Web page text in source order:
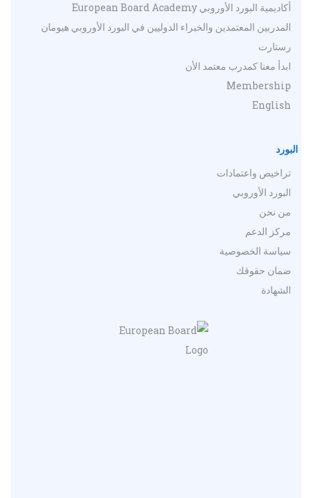
أكاديمية البورد الأوروبي European Board Academy
المدربين المعتمدين والخبراء الدوليين في البورد الأوروبي هيومان
رستارت
ابدأ معنا كمدرب معتمد الأن
Membership
English
البورد
تراخيص واعتمادات
البورد الأوروبي
من نحن
مركز الدعم
سياسة الخصوصية
ضمان حقوقك
الشهادة